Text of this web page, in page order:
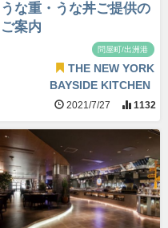
うな重・うな丼ご提供の
ご案内
問屋町/出洲港
THE NEW YORK
BAYSIDE KITCHEN
2021/7/27 1132